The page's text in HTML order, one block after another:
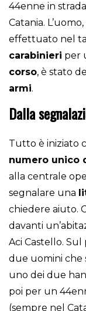
44enne in
Catania.
effettuato nel
carabinieri per
corso, è stato
armi.
Dalla
Tutto è iniziato
numero unico
alla centrale
segnalare una
chiedere aiuto.
davanti
Aci Castello.
due uomini che
uno dei due
poi per un
(sempre nel